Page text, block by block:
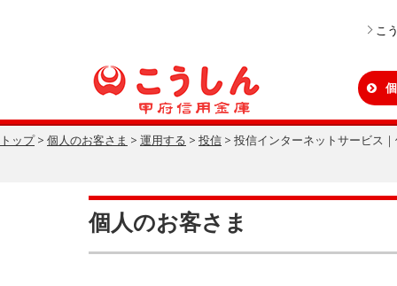
ャ
ン
こ
トップ> 個人のお客さま > 運用する > 投信 > 投信インターネットサービス
個人のお客さま